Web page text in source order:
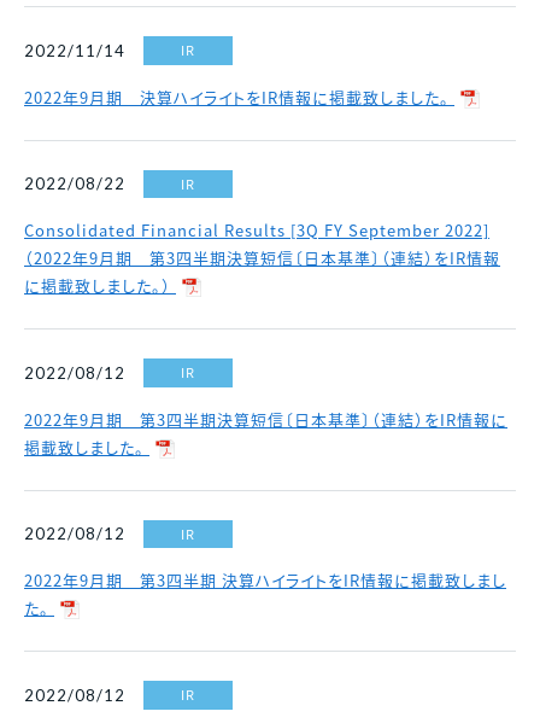
2022/11/14 IR
2022年9月期 決算ハイライトをIR情報に掲載致しました。
2022/08/22 IR
Consolidated Financial Results [3Q FY September 2022]
（2022年9月期 第3四半期決算短信〔日本基準〕（連結）をIR情報
に掲載致しました。）
2022/08/12 IR
2022年9月期 第3四半期決算短信〔日本基準〕（連結）をIR情報に
掲載致しました。
2022/08/12 IR
2022年9月期 第3四半期 決算ハイライトをIR情報に掲載致しまし
た。
2022/08/12 IR